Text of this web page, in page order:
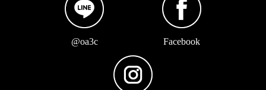
@oa3c Facebook